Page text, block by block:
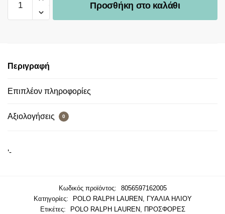
Προσθήκη στο καλάθι
Περιγραφή
Επιπλέον πληροφορίες
Αξιολογήσεις 0
‘-
Κωδικός προϊόντος:
8056597162005
Κατηγορίες:
POLO RALPH LAUREN, ΓΥΑΛΙΑ ΗΛΙΟΥ
Ετικέτες:
POLO RALPH LAUREN, ΠΡΟΣΦΟΡΕΣ